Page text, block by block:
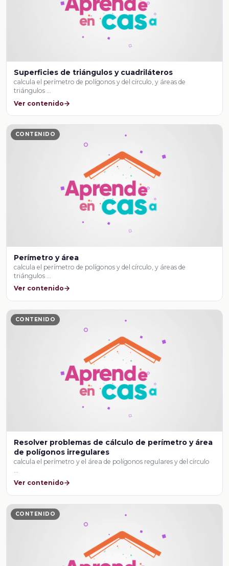
Superficies de triángulos y cuadriláteros
calcula el perímetro de polígonos y del círculo, y áreas de
triángulos …
Ver contenido
CONTENIDO
Perímetro y área
calcula el perímetro de polígonos y del círculo, y áreas de
triángulos …
Ver contenido
CONTENIDO
Resolver problemas de cálculo de perímetro y área
de polígonos irregulares
calcula el perímetro y el área de polígonos regulares y del círculo
…
Ver contenido
CONTENIDO